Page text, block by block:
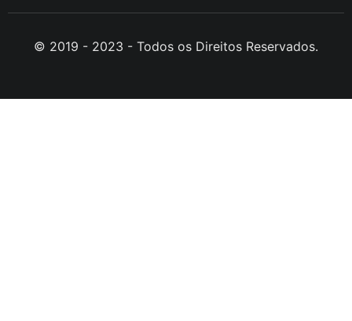
© 2019 - 2023 - Todos os Direitos Reservados.